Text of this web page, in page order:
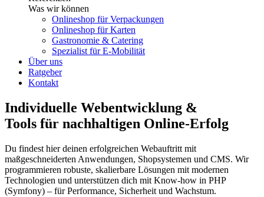
Was wir können
Onlineshop für Verpackungen
Onlineshop für Karten
Gastronomie & Catering
Spezialist für E-Mobilität
Über uns
Ratgeber
Kontakt
Individuelle Webentwicklung &
Tools für nachhaltigen Online-Erfolg
Du findest hier deinen erfolgreichen Webauftritt mit
maßgeschneiderten Anwendungen, Shopsystemen und CMS. Wir
programmieren robuste, skalierbare Lösungen mit modernen
Technologien und unterstützen dich mit Know-how in PHP
(Symfony) – für Performance, Sicherheit und Wachstum.